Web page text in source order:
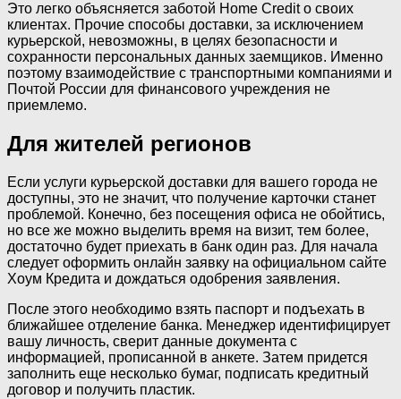
Это легко объясняется заботой Home Credit о своих
клиентах. Прочие способы доставки, за исключением
курьерской, невозможны, в целях безопасности и
сохранности персональных данных заемщиков. Именно
поэтому взаимодействие с транспортными компаниями и
Почтой России для финансового учреждения не
приемлемо.
Для жителей регионов
Если услуги курьерской доставки для вашего города не
доступны, это не значит, что получение карточки станет
проблемой. Конечно, без посещения офиса не обойтись,
но все же можно выделить время на визит, тем более,
достаточно будет приехать в банк один раз. Для начала
следует оформить онлайн заявку на официальном сайте
Хоум Кредита и дождаться одобрения заявления.
После этого необходимо взять паспорт и подъехать в
ближайшее отделение банка. Менеджер идентифицирует
вашу личность, сверит данные документа с
информацией, прописанной в анкете. Затем придется
заполнить еще несколько бумаг, подписать кредитный
договор и получить пластик.